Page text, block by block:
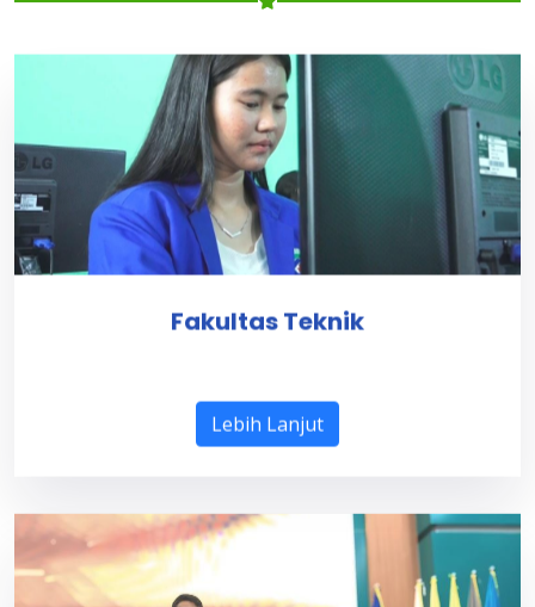
Fakultas Teknik
Lebih Lanjut